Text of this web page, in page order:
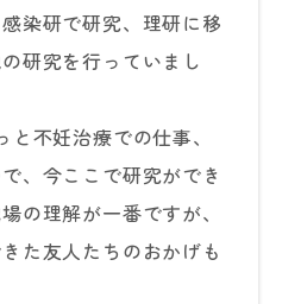
染研で研究、理研に移
研究を行っていまし
不妊治療での仕事、
、今ここで研究ができ
の理解が一番ですが、
た友人たちのおかげも